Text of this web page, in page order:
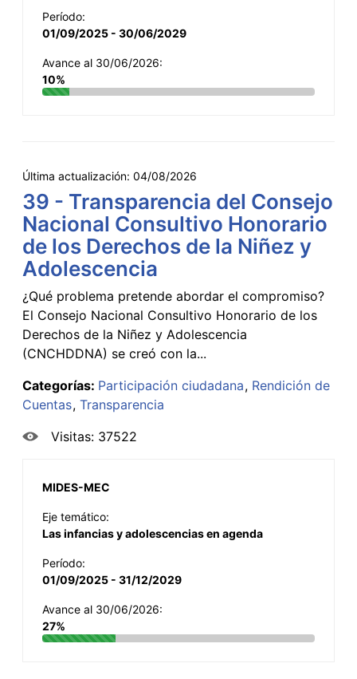
Período:
01/09/2025 - 30/06/2029
Avance al 30/06/2026:
10%
Última actualización: 04/08/2026
39 - Transparencia del Consejo
Nacional Consultivo Honorario
de los Derechos de la Niñez y
Adolescencia
¿Qué problema pretende abordar el compromiso?
El Consejo Nacional Consultivo Honorario de los
Derechos de la Niñez y Adolescencia
(CNCHDDNA) se creó con la...
Categorías: Participación ciudadana Rendición de
Cuentas Transparencia
Visitas: 37522
MIDES-MEC
Eje temático:
Las infancias y adolescencias en agenda
Período:
01/09/2025 - 31/12/2029
Avance al 30/06/2026:
27%